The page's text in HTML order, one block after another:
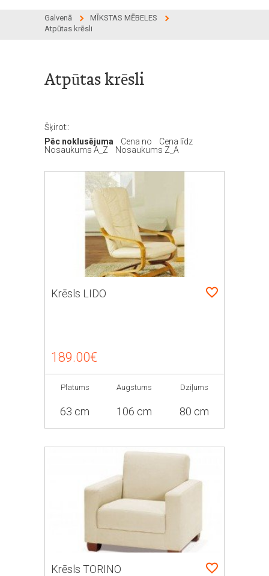
Galvenā
MĪKSTAS MĒBELES
Atpūtas krēsli
Atpūtas krēsli
Šķirot::
Pēc noklusējuma
Cena no
Cena līdz
Nosaukums A_Z
Nosaukums Z_A
Krēsls LIDO
189.00€
Platums
63 cm
Augstums
106 cm
Dziļums
80 cm
Krēsls TORINO